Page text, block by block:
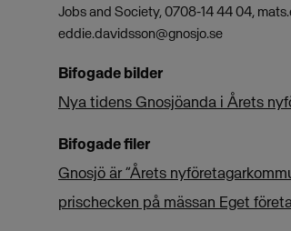
Jobs and Society, 0708-14 44 04,
eddie.davidsson@gnosjo.se
Bifogade bilder
Nya tidens Gnosjöanda i Årets
Bifogade filer
Gnosjö är ”Årets
prischecken på mässan Eget